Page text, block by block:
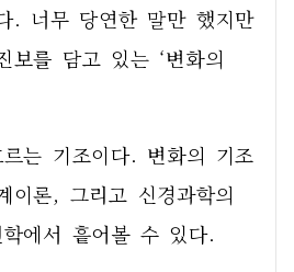
. 너무 당연한 말만 했지만
보를 담고 있는 ‘변화의
는 기조이다. 변화의 기조
이론, 그리고 신경과학의
에서 흩어볼 수 있다.